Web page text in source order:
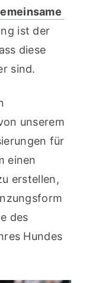
ist der
diese
sind.
unserem
für
einen
erstellen,
des
Hundes